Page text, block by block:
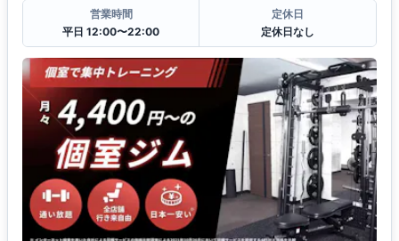
営業時間
平日 12:00〜22:00
定休日
定休日なし